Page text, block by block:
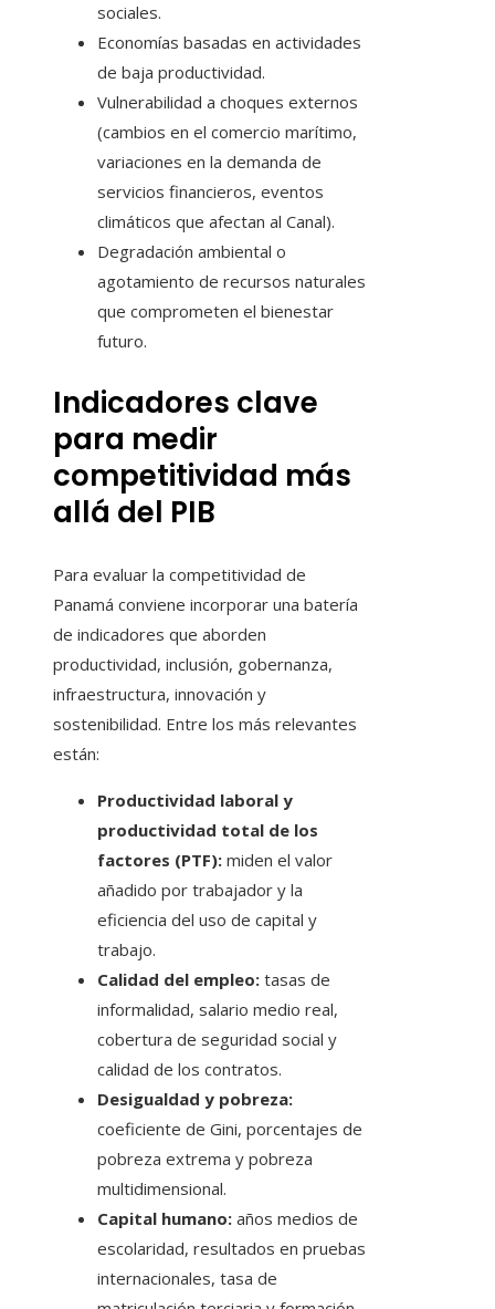
sociales.
Economías basadas en actividades
de baja productividad.
Vulnerabilidad a choques externos
(cambios en el comercio marítimo,
variaciones en la demanda de
servicios financieros, eventos
climáticos que afectan al Canal).
Degradación ambiental o
agotamiento de recursos naturales
que comprometen el bienestar
futuro.
Indicadores clave
para medir
competitividad más
allá del PIB
Para evaluar la competitividad de
Panamá conviene incorporar una batería
de indicadores que aborden
productividad, inclusión, gobernanza,
infraestructura, innovación y
sostenibilidad. Entre los más relevantes
están:
Productividad laboral y
productividad total de los
factores (PTF): miden el valor
añadido por trabajador y la
eficiencia del uso de capital y
trabajo.
Calidad del empleo: tasas de
informalidad, salario medio real,
cobertura de seguridad social y
calidad de los contratos.
Desigualdad y pobreza:
coeficiente de Gini, porcentajes de
pobreza extrema y pobreza
multidimensional.
Capital humano: años medios de
escolaridad, resultados en pruebas
internacionales, tasa de